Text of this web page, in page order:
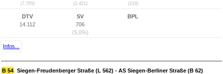
(7.765) (2.421) (219)
DTV
14.112
SV
706
(5,0%)
BPL
Infos...
B 54 Siegen-Freudenberger Straße (L 562) - AS Siegen-Berliner Straße (B 62)